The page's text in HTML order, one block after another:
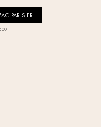
PARIS.FR